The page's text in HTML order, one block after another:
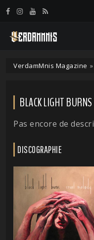
VerdamMnis Magazine »
BLACK LIGHT BURNS
Pas encore de
DISCOGRAPHIE
Panneau de gestion des